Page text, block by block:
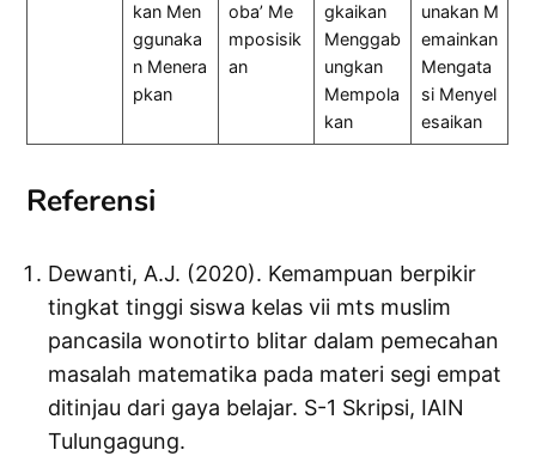
kan Men
ggunaka
n Menera
pkan
oba’ Me
mposisik
an
gkaikan
Menggab
ungkan
Mempola
kan
unakan M
emainkan
Mengata
si Menyel
esaikan
Referensi
Dewanti, A.J. (2020). Kemampuan berpikir
tingkat tinggi siswa kelas vii mts muslim
pancasila wonotirto blitar dalam pemecahan
masalah matematika pada materi segi empat
ditinjau dari gaya belajar. S-1 Skripsi, IAIN
Tulungagung.